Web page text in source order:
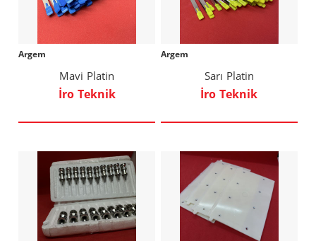
Argem
Mavi Platin
İro Teknik
Argem
Sarı Platin
İro Teknik